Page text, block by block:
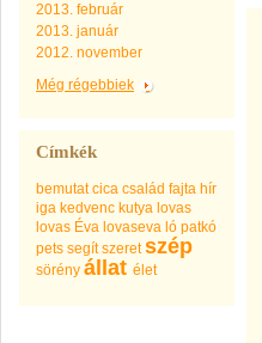
2013. február
2013. január
2012. november
Még régebbiek
Címkék
bemutat cica család fajta hír
iga kedvenc kutya lovas
lovas Éva lovaseva ló patkó
pets segít szeret szép
sörény állat élet